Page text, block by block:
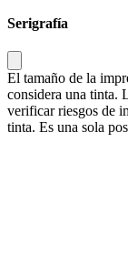
Serigrafía
El tamaño de la
considera una tinta.
verificar riesgos de
tinta. Es una sola